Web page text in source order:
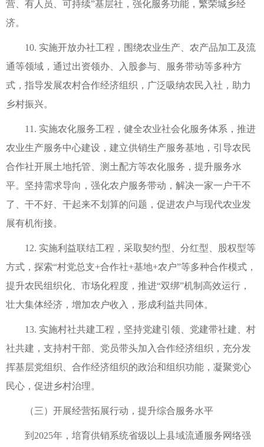
营、有人员、可持续”基层社，强化服务功能，繁荣城乡经
济。
10. 实施开放办社工程，围绕农业生产、农产品加工及流
通等领域，通过出资领办、入股参与、服务带动等多种方
式，指导发展农村合作经济组织，广泛吸纳农民入社，助力
乡村振兴。
11. 实施农化服务工程，健全农业社会化服务体系，推进
农业生产服务中心建设，建立供销生产服务基地，引导农民
合作社开展土地托管、测土配方等农化服务，提升服务水
平。坚持需求导向，强化农户服务带动，解决一家一户干不
了、干不好、干起来不划算的问题，促进农户与现代农业发
展有机衔接。
12. 实施利益联结工程，采取契约型、分红型、股权型等
方式，探索“村党总支+合作社+基地+农户”等多种合作模式，
提升农民组织化、市场化程度，推进“双绑”机制高效运行，
壮大集体经济，增加农户收入，形成利益共同体。
13. 实施村社共建工程，坚持党建引领、党建带社建、村
社共建，支持村干部、党员带头加入合作经济组织，充分发
挥基层党组织、合作经济组织的政治和组织功能，凝聚党心
民心，促进乡村治理。
（三）开展经营拓展行动，提升综合服务水平
到2025年，培育供销系统省级以上县域流通服务网络强